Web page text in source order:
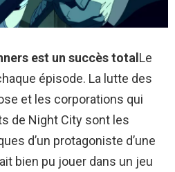
est un succès totalLe
épisode. La lutte des
et les corporations qui
de Night City sont les
d’un protagoniste d’une
bien pu jouer dans un jeu